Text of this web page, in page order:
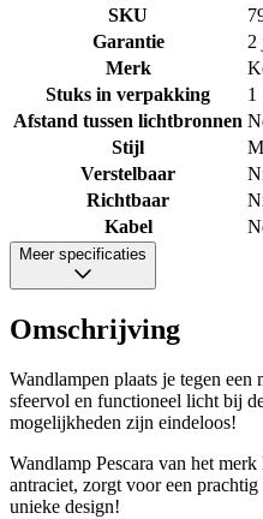
SKU
Garantie
2
Merk
Stuks in verpakking
1
Afstand tussen lichtbronnen
Stijl
Verstelbaar
Richtbaar
Kabel
Meer specificaties
Omschrijving
Wandlampen plaats je tegen
sfeervol en functioneel licht bij
mogelijkheden zijn eindeloos!
Wandlamp Pescara van het
antraciet, zorgt voor een
unieke design!